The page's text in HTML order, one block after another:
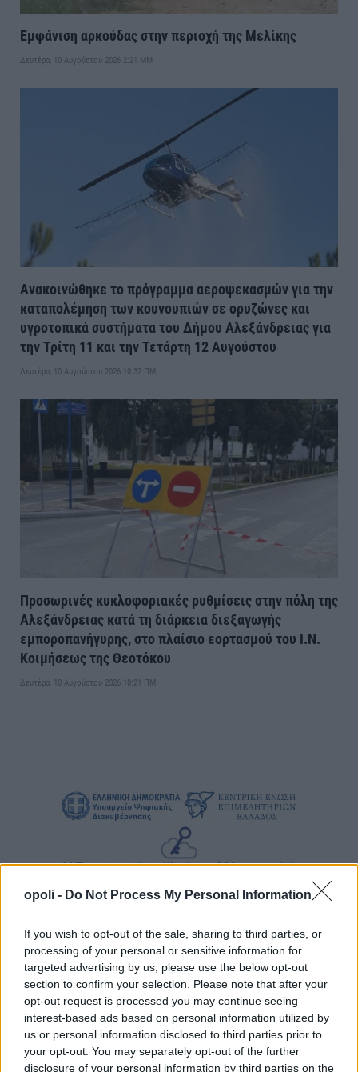
opoli - Do Not Process My Personal Information
If you wish to opt-out of the sale, sharing to third parties, or
processing of your personal or sensitive information for
targeted advertising by us, please use the below opt-out
section to confirm your selection. Please note that after your
opt-out request is processed you may continue seeing
interest-based ads based on personal information utilized by
us or personal information disclosed to third parties prior to
your opt-out. You may separately opt-out of the further
disclosure of your personal information by third parties on the
Εμφάνιση αρκούδας στην περιοχή της Μελίκης
Δευτέρα, 10 Αυγούστου 2026 2:21 ΜΜ
Ανακοινώθηκε το πρόγραμμα αεροψεκασμών για την
καταπολέμηση των κουνουπιών σε ορυζώνες και
υγροτοπικά συστήματα του Δήμου Αλεξάνδρειας για
την Τρίτη 11 και την Τετάρτη 12 Αυγούστου
Δευτέρα, 10 Αυγούστου 2026 10:32 ΠΜ
Προσωρινές κυκλοφοριακές ρυθμίσεις στην πόλη της
Αλεξάνδρειας κατά τη διάρκεια διεξαγωγής
εμποροπανήγυρης, στο πλαίσιο εορτασμού του Ι.Ν.
Κοιμήσεως της Θεοτόκου
Δευτέρα, 10 Αυγούστου 2026 10:21 ΠΜ